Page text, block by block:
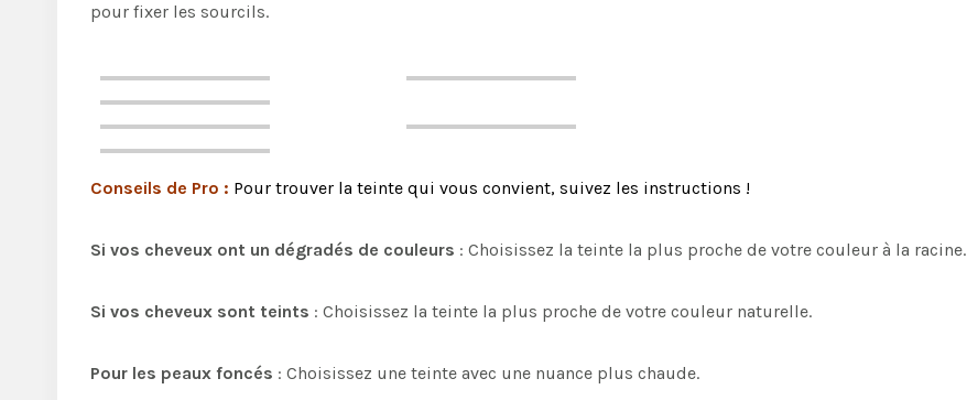
pour fixer les sourcils.
Conseils de Pro : Pour trouver la teinte qui vous convient, suivez les instructions !
Si vos cheveux ont un dégradés de couleurs : Choisissez la teinte la plus proche de votre couleur à la racine.
Si vos cheveux sont teints : Choisissez la teinte la plus proche de votre couleur naturelle.
Pour les peaux foncés : Choisissez une teinte avec une nuance plus chaude.